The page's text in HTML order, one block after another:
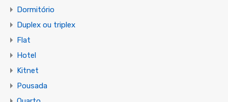
Dormitório
Duplex ou triplex
Flat
Hotel
Kitnet
Pousada